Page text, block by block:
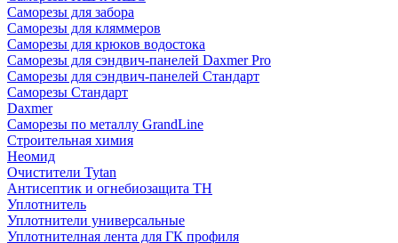
Саморезы для забора
Саморезы для кляммеров
Саморезы для крюков водостока
Саморезы для сэндвич-панелей Daxmer Pro
Саморезы для сэндвич-панелей Стандарт
Саморезы Стандарт
Daxmer
Саморезы по металлу GrandLine
Строительная химия
Неомид
Очистители Tytan
Антисептик и огнебиозащита ТН
Уплотнитель
Уплотнители универсальные
Уплотнителная лента для ГК профиля